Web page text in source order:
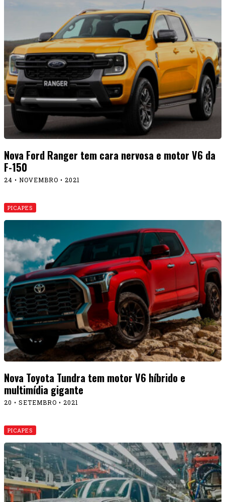
Nova Ford Ranger tem cara nervosa e motor V6 da
F-150
24 • NOVEMBRO • 2021
PICAPES
Nova Toyota Tundra tem motor V6 híbrido e
multimídia gigante
20 • SETEMBRO • 2021
PICAPES